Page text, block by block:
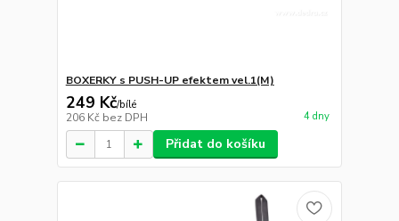
BOXERKY s PUSH-UP efektem vel.1(M)
249 Kč/bílé
206 Kč bez DPH 4 dny
Přidat do košíku